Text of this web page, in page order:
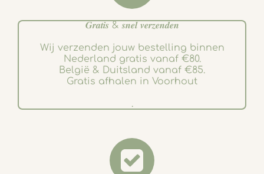
𝑮𝒓𝒂𝒕𝒊𝒔 & 𝒔𝒏𝒆𝒍 𝒗𝒆𝒓𝒛𝒆𝒏𝒅𝒆𝒏
Wij verzenden jouw bestelling binnen
Nederland gratis vanaf €80.
België & Duitsland vanaf €85.
Gratis afhalen in Voorhout
.